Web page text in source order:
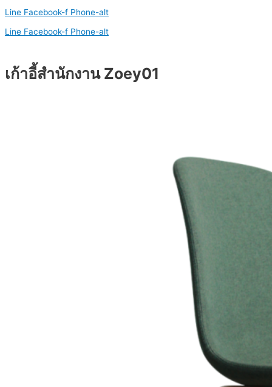
Line Facebook-f Phone-alt
Line Facebook-f Phone-alt
เก้าอี้สำนักงาน Zoey01